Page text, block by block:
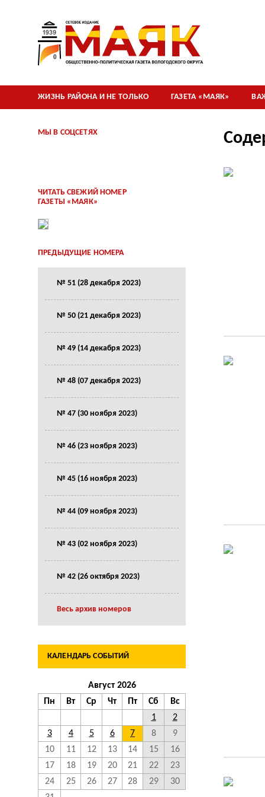
ЖИЗНЬ РАЙОНА И НЕ ТОЛЬКО ГАЗЕТА «МАЯК»
МЫ В СОЦСЕТЯХ
ЧИТАТЬ СВЕЖИЙ НОМЕР
ГАЗЕТЫ «МАЯК»
ПРЕДЫДУЩИЕ НОМЕРА
№ 51 (28 декабря 2023)
№ 50 (21 декабря 2023)
№ 49 (14 декабря 2023)
№ 48 (07 декабря 2023)
№ 47 (30 ноября 2023)
№ 46 (23 ноября 2023)
№ 45 (16 ноября 2023)
№ 44 (09 ноября 2023)
№ 43 (02 ноября 2023)
№ 42 (26 октября 2023)
Весь архив номеров
КАЛЕНДАРЬ СОБЫТИЙ
Август 2026
Пн
Вт Ср Чт Пт Сб
Вс
1
2
3
4 5 6 7 8
9
10
11 12 13 14 15
16
17
18 19 20 21 22
23
24
25 26 27 28 29
30